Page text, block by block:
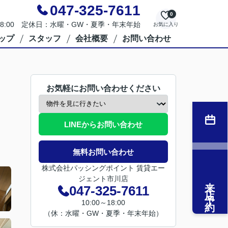
047-325-7611
定休日：水曜・GW・夏季・年末年始 お気に入り
0
プ スタッフ 会社概要 お問い合わせ
お気軽にお問い合わせください
LINEからお問い合わせ
無料お問い合わせ
株式会社パッシングポイント 賃貸エー
ジェント市川店
047-325-7611
10:00～18:00
（休：水曜・GW・夏季・年末年始）
来店予約